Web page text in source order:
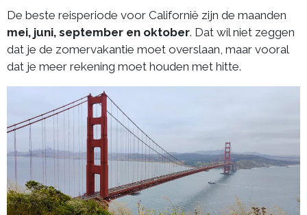
De beste reisperiode voor Californië zijn de maanden
mei, juni, september en oktober. Dat wil niet zeggen
dat je de zomervakantie moet overslaan, maar vooral
dat je meer rekening moet houden met hitte.